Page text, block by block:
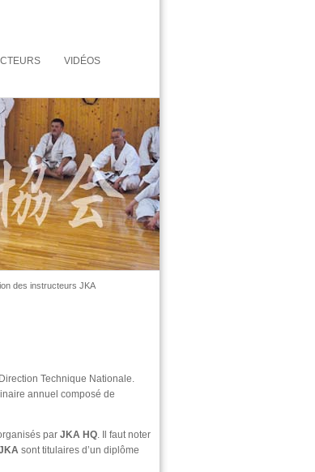
des instructeurs JKA
Technique Nationale.
annuel composé de
par JKA HQ. Il faut noter
sont titulaires d’un diplôme
VIDÉOS